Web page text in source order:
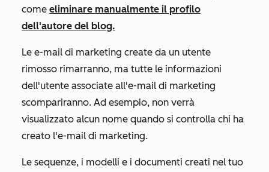
come eliminare manualmente il profilo
dell'autore del blog.
Le e-mail di marketing create da un utente
rimosso rimarranno, ma tutte le informazioni
dell'utente associate all'e-mail di marketing
scompariranno. Ad esempio, non verrà
visualizzato alcun nome quando si controlla chi ha
creato l'e-mail di marketing.
Le sequenze, i modelli e i documenti creati nel tuo